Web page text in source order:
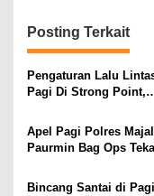
Posting Terkait
Pengaturan Lalu
Pagi Di Strong Point,
Layani Masyarakat
Apel Pagi Polres
Paurmin Bag Ops
Personel
Bincang Santai di